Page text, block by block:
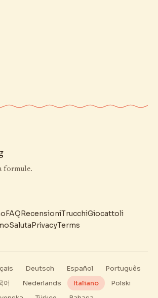
formule.
FAQRecensioniTrucchiGiocattoli
SalutaPrivacyTerms
Deutsch Español
Português
어 Nederlands Italiano
Polski